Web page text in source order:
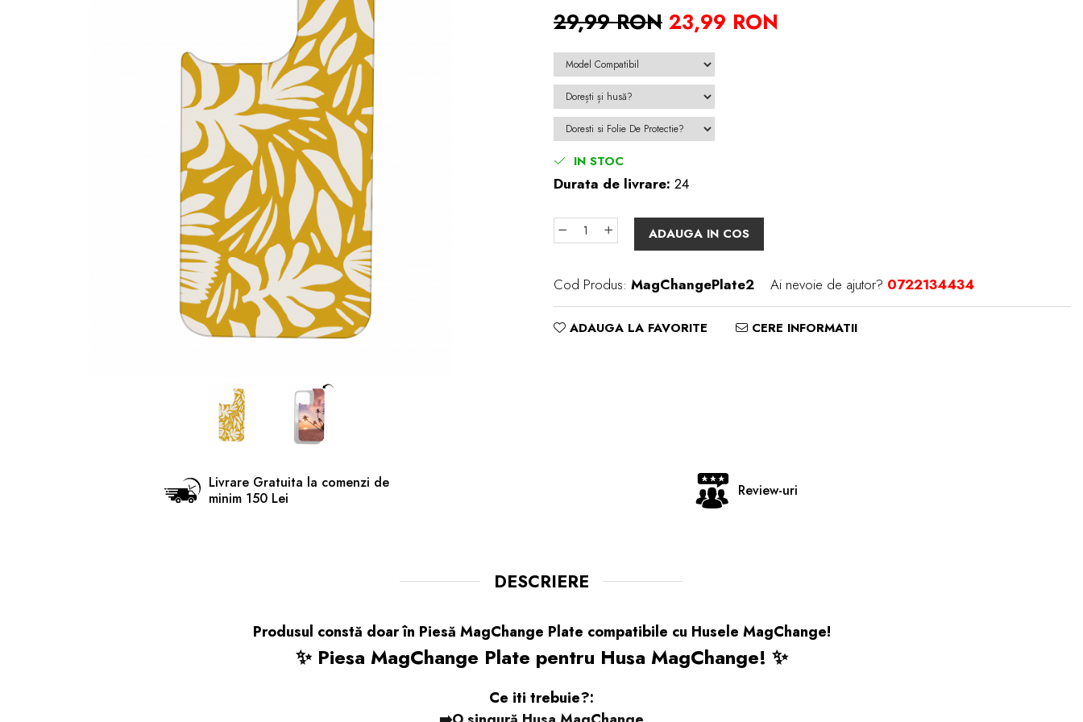
29,99 RON 23,99 RON
IN STOC
Durata de livrare: 24
ADAUGA IN COS
Cod Produs: MagChangePlate2 Ai nevoie de ajutor? 0722134434
ADAUGA LA FAVORITE CERE INFORMATII
Livrare Gratuita la comenzi de
minim 150 Lei
Review-uri
DESCRIERE
Produsul constă doar în Piesă MagChange Plate compatibile cu Husele MagChange!
✨ Piesa MagChange Plate pentru Husa MagChange! ✨
Ce iti trebuie?: